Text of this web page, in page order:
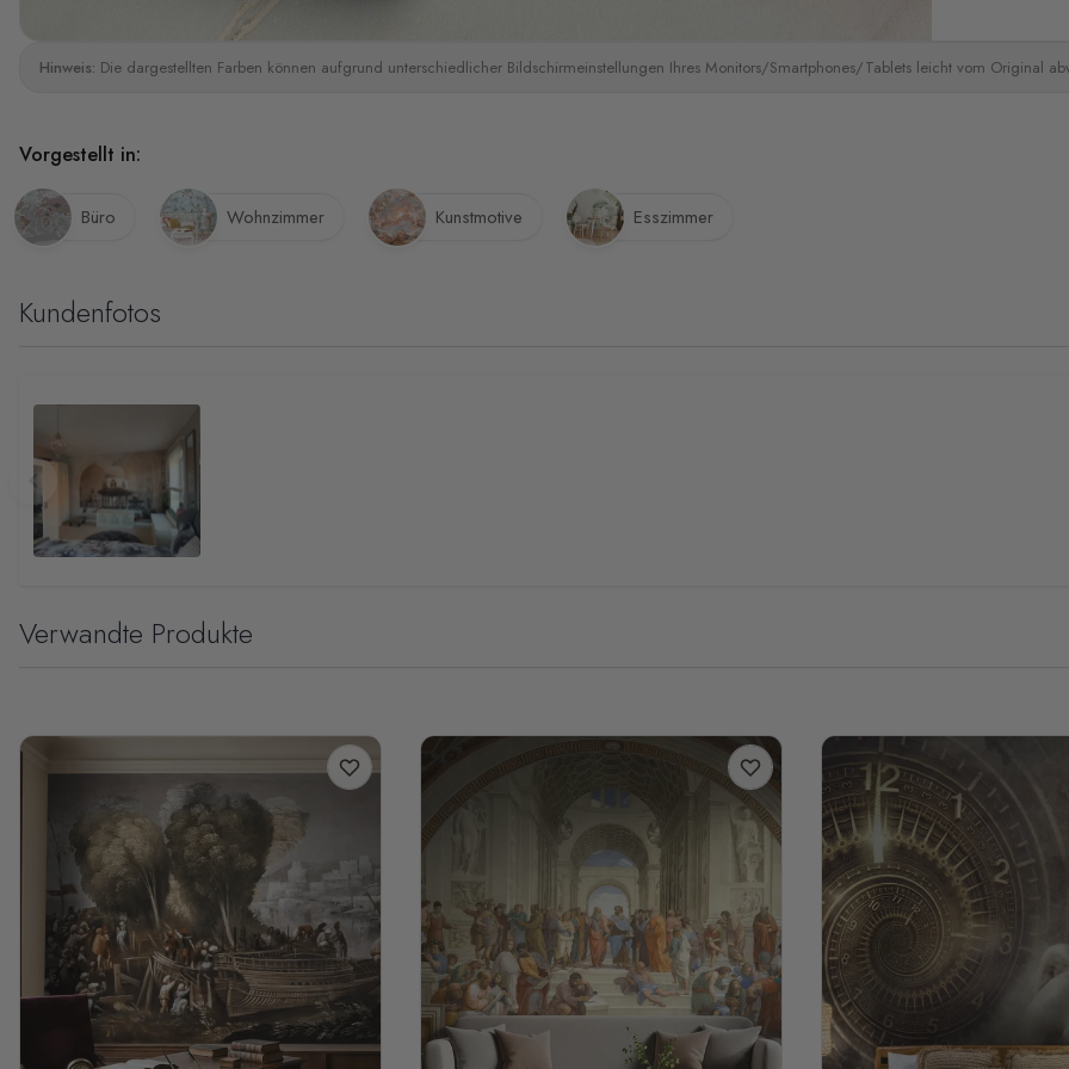
Hinweis: Die dargestellten Farben können aufgrund unterschiedlicher Bildschirmeinstellungen Ihres Monitors/Smartphones/Tablets leicht vom Original
Vorgestellt in:
Büro Wohnzimmer Kunstmotive Esszimmer
Kundenfotos
Verwandte Produkte